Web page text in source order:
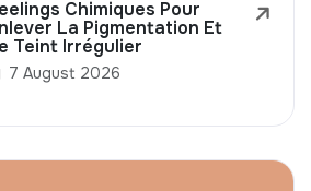
Chimiques Pour
La Pigmentation Et
Teint Irrégulier
7 August 2026